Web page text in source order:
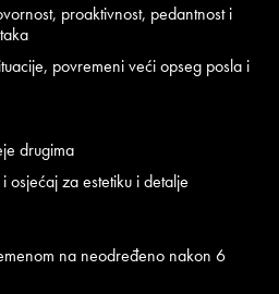
proaktivnost, pedantnost i
povremeni veći opseg posla i
drugima
osjećaj za estetiku i detalje
na neodređeno nakon 6